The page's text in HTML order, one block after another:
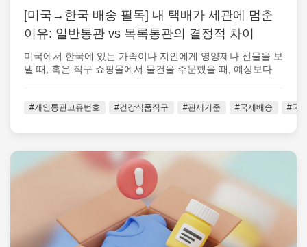
[미국→한국 배송 필독] 내 택배가 세관에 멈춘
이유: 일반통관 vs 목록통관의 결정적 차이
미국에서 한국에 있는 가족이나 지인에게 영양제나 선물을 보
낼 때, 혹은 직구 쇼핑몰에서 물건을 주문했을 때, 예상보다
#개인통관고유번호 #건강식품직구 #관세기준 #국제배송 #국